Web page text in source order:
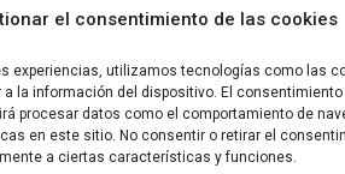
el consentimiento de las cookies
experiencias, utilizamos tecnologías como las
la información del dispositivo. El
procesar datos como el comportamiento de
en este sitio. No consentir o retirar el
a ciertas características y funciones.